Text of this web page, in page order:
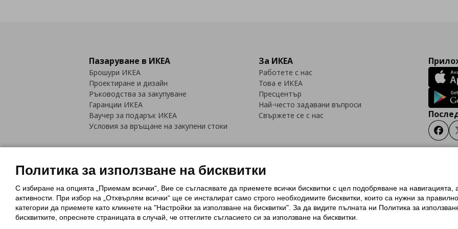
Пазаруване в ИКЕА
Брошури ИКЕА
Проектиране и дизайн
Ръководства за закупуване
Гаранции ИКЕА
Ваучер за подарък ИКЕА
Условия за връщане на закупени стоки
За ИКЕА
Работете с нас
Това е ИКЕА
Пресцентър
Най-често задавани въпроси
Свържете се с нас
Политика за използване на бисквитки (Cookies)Избор на настройки за използване на бисквиткиУсловия за
Обща политика за личните данни
Политика за защита на личните данни на ikea.bg
Общи условия на
Политика за защита на лични данни на програма IKEA Family
Политика за използване на бисквитки
С избиране на опцията „Приемам всички“, Вие се съгласявате да приемете всички бисквитки с цел подобряване на
активности. При избор на „Отхвърлям всички“ ще се инсталират само строго необходимитe бисквитки, които са нужни за
категории да приемете като кликнете на "Настройки за използване на бисквитки". За да видите пълната ни Политика за
бисквитките, опреснете страницата в случай, че оттеглите съгласието си за използване на бисквитки.